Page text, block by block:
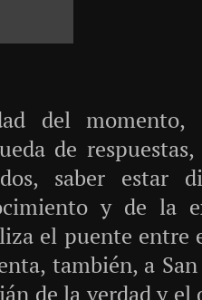
del momento,
de
saber estar
y de la
el puente entre
también, a San
de la verdad y el